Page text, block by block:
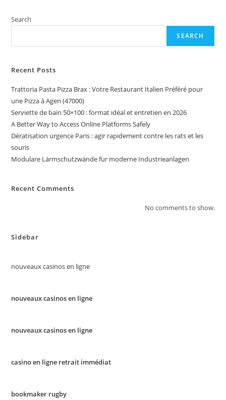
Search
SEARCH
Recent Posts
Trattoria Pasta Pizza Brax : Votre Restaurant Italien Préféré pour
une Pizza à Agen (47000)
Serviette de bain 50×100 : format idéal et entretien en 2026
A Better Way to Access Online Platforms Safely
Dératisation urgence Paris : agir rapidement contre les rats et les
souris
Modulare Lärmschutzwände für moderne Industrieanlagen
Recent Comments
No comments to show.
Sidebar
nouveaux casinos en ligne
nouveaux casinos en ligne
nouveaux casinos en ligne
casino en ligne retrait immédiat
bookmaker rugby